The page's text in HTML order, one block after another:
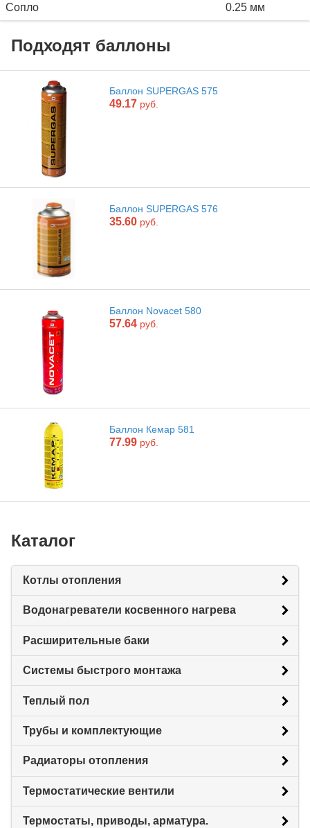
Сопло 0.25 мм
Подходят баллоны
Баллон SUPERGAS 575
49.17 руб.
Баллон SUPERGAS 576
35.60 руб.
Баллон Novacet 580
57.64 руб.
Баллон Кемар 581
77.99 руб.
Каталог
Котлы отопления
Водонагреватели косвенного нагрева
Расширительные баки
Системы быстрого монтажа
Теплый пол
Трубы и комплектующие
Радиаторы отопления
Термостатические вентили
Термостаты, приводы, арматура.